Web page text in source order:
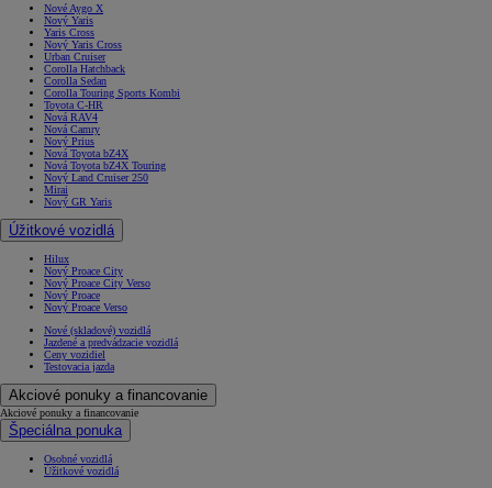
Nové Aygo X
Nový Yaris
Yaris Cross
Nový Yaris Cross
Urban Cruiser
Corolla Hatchback
Corolla Sedan
Corolla Touring Sports Kombi
Toyota C-HR
Nová RAV4
Nová Camry
Nový Prius
Nová Toyota bZ4X
Nová Toyota bZ4X Touring
Nový Land Cruiser 250
Mirai
Nový GR Yaris
Úžitkové vozidlá
Hilux
Nový Proace City
Nový Proace City Verso
Nový Proace
Nový Proace Verso
Nové (skladové) vozidlá
Jazdené a predvádzacie vozidlá
Ceny vozidiel
Testovacia jazda
Akciové ponuky a financovanie
Akciové ponuky a financovanie
Špeciálna ponuka
Osobné vozidlá
Úžitkové vozidlá